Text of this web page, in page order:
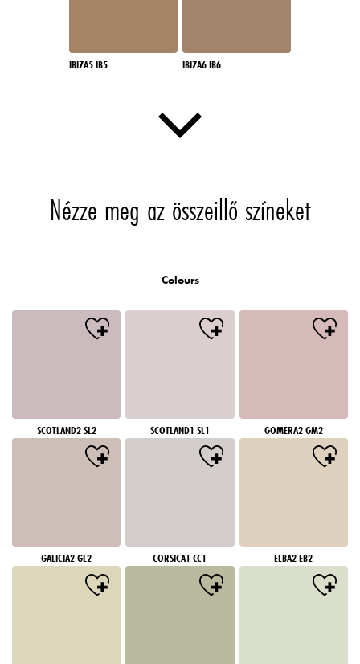
IBIZA5 IB5 IBIZA6 IB6
Nézze meg az összeillő színeket
Colours
SCOTLAND2 SL2 SCOTLAND1 SL1 GOMERA2 GM2
GALICIA2 GL2 CORSICA1 CC1 ELBA2 EB2